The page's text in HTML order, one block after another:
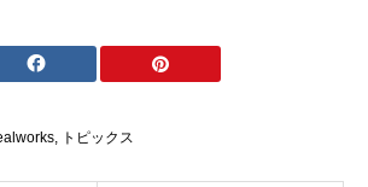
, トピックス